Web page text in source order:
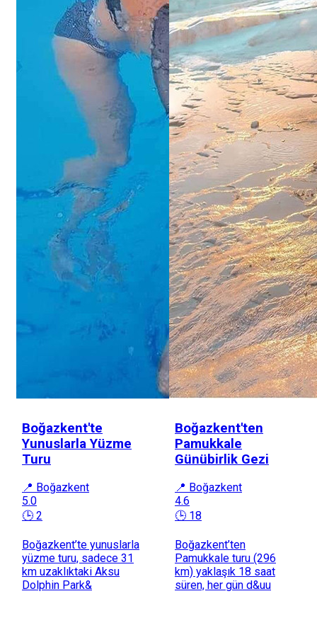
Boğazkent'te
Yunuslarla Yüzme
Turu
📍 Boğazkent
5.0
🕒 2
Boğazkent’te yunuslarla
yüzme turu, sadece 31
km uzaklıktaki Aksu
Dolphin Park&
Boğazkent'ten
Pamukkale
Günübirlik Gezi
📍 Boğazkent
4.6
🕒 18
Boğazkent’ten
Pamukkale turu (296
km) yaklaşık 18 saat
süren, her gün d&uu